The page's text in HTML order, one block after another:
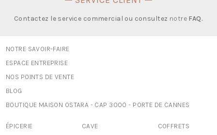
Contactez le service commercial ou consultez notre FAQ.
NOTRE SAVOIR-FAIRE
ESPACE ENTREPRISE
NOS POINTS DE VENTE
BLOG
BOUTIQUE MAISON OSTARA - CAP 3000 - PORTE DE CANNES
ÉPICERIE
CAVE
COFFRETS